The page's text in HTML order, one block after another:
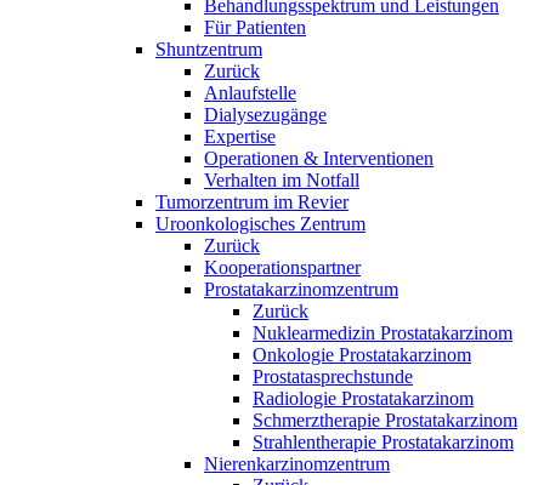
Behandlungsspektrum und Leistungen
Für Patienten
Shuntzentrum
Zurück
Anlaufstelle
Dialysezugänge
Expertise
Operationen & Interventionen
Verhalten im Notfall
Tumorzentrum im Revier
Uroonkologisches Zentrum
Zurück
Kooperationspartner
Prostatakarzinomzentrum
Zurück
Nuklearmedizin Prostatakarzinom
Onkologie Prostatakarzinom
Prostatasprechstunde
Radiologie Prostatakarzinom
Schmerztherapie Prostatakarzinom
Strahlentherapie Prostatakarzinom
Nierenkarzinomzentrum